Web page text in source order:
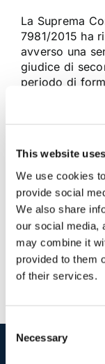
This website
We use cookies
provide social
We also share
our social media,
may combine it
provided to them
of their services.
Consent
Selection
Necessary
La Suprema
7981/2015 ha
avverso una
giudice di
periodo di
computato
l’esclusione
24 Aprile 2015 |
Continua a